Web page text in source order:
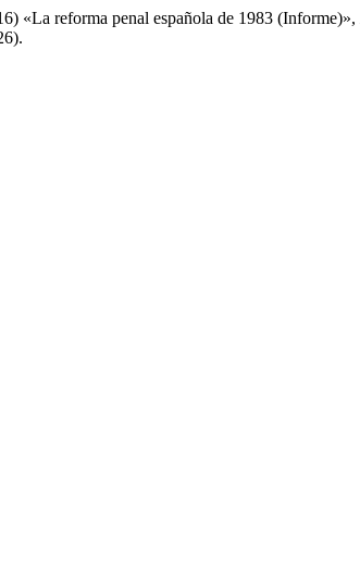
«La reforma penal española de 1983 (Informe)»,